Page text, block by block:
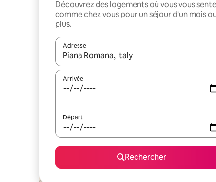
Découvrez des logements où vous vous
comme chez vous pour un séjour d'un mois ou
plus.
Adresse
Lorsque les résultats s'affichent, utilisez les
Arrivée
Départ
Rechercher